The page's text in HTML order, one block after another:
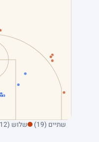
שתיים (19)